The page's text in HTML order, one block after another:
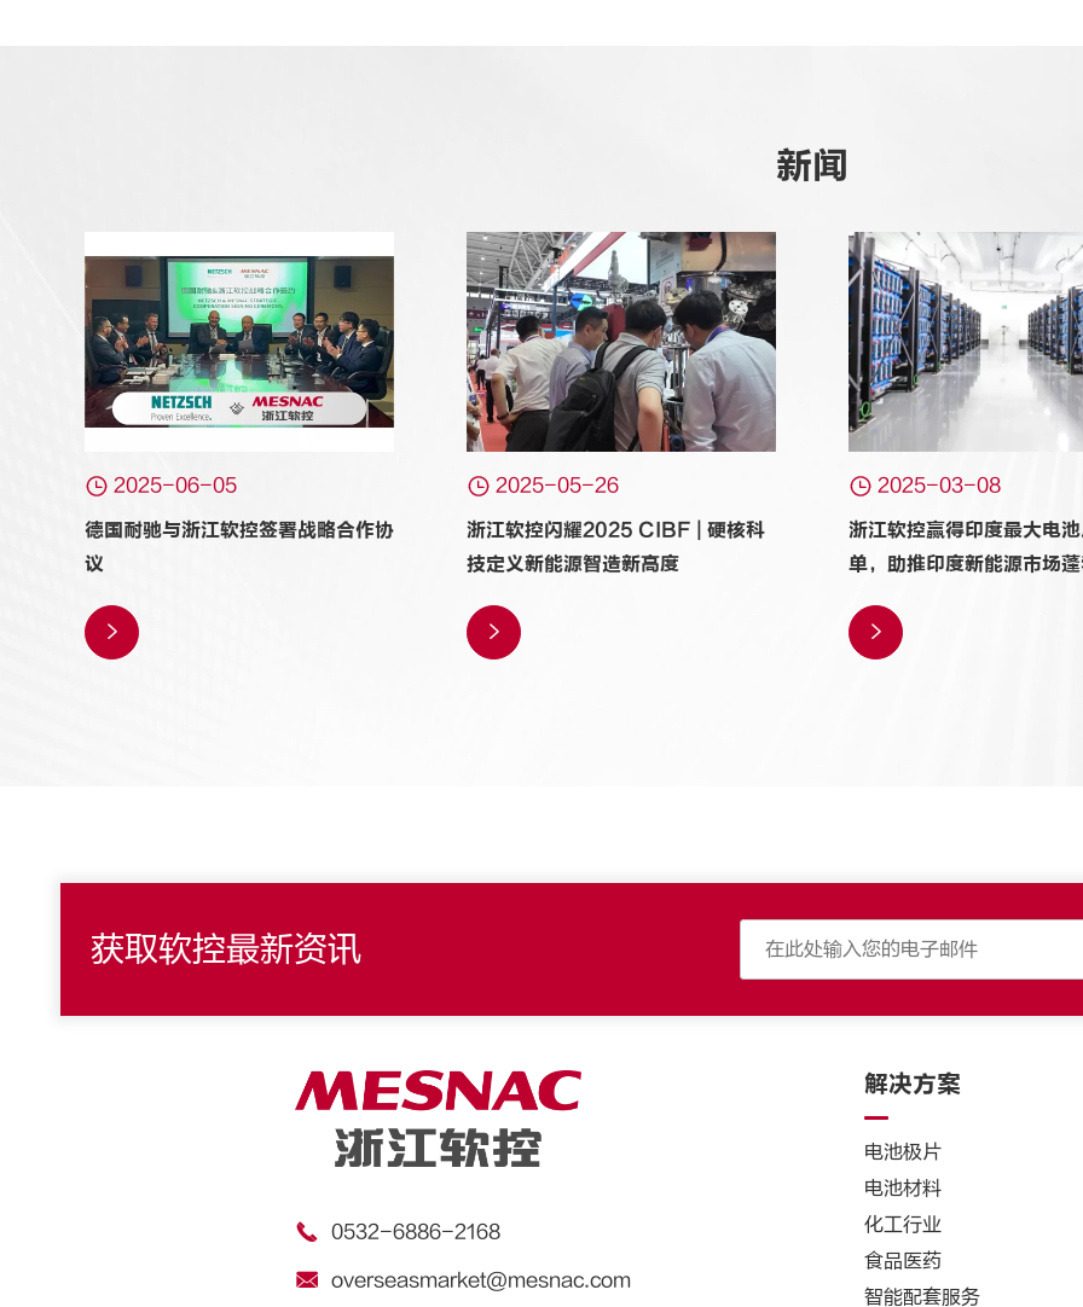
新闻
 2025-06-05
德国耐驰与浙江软控签署战略合作协
议

 2025-05-26
浙江软控闪耀2025 CIBF | 硬核科
技定义新能源智造新高度

 2025-03-08
浙江软控赢得印度最大电
单，助推印度新能源市场

获取软控最新资讯
 0532-6886-2168
 overseasmarket@mesnac.com
解决方案
电池极片
电池材料
化工行业
食品医药
智能配套服务